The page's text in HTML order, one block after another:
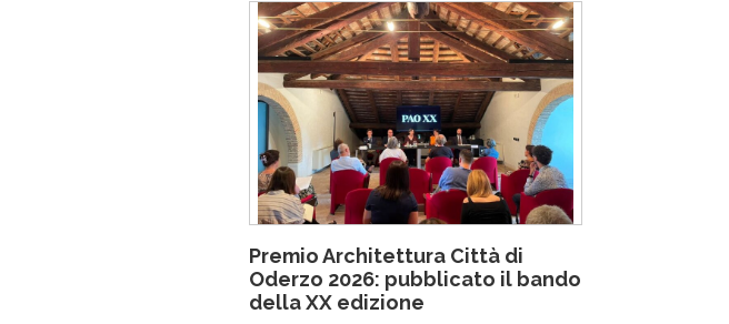
Premio Architettura Città di
Oderzo 2026: pubblicato il bando
della XX edizione